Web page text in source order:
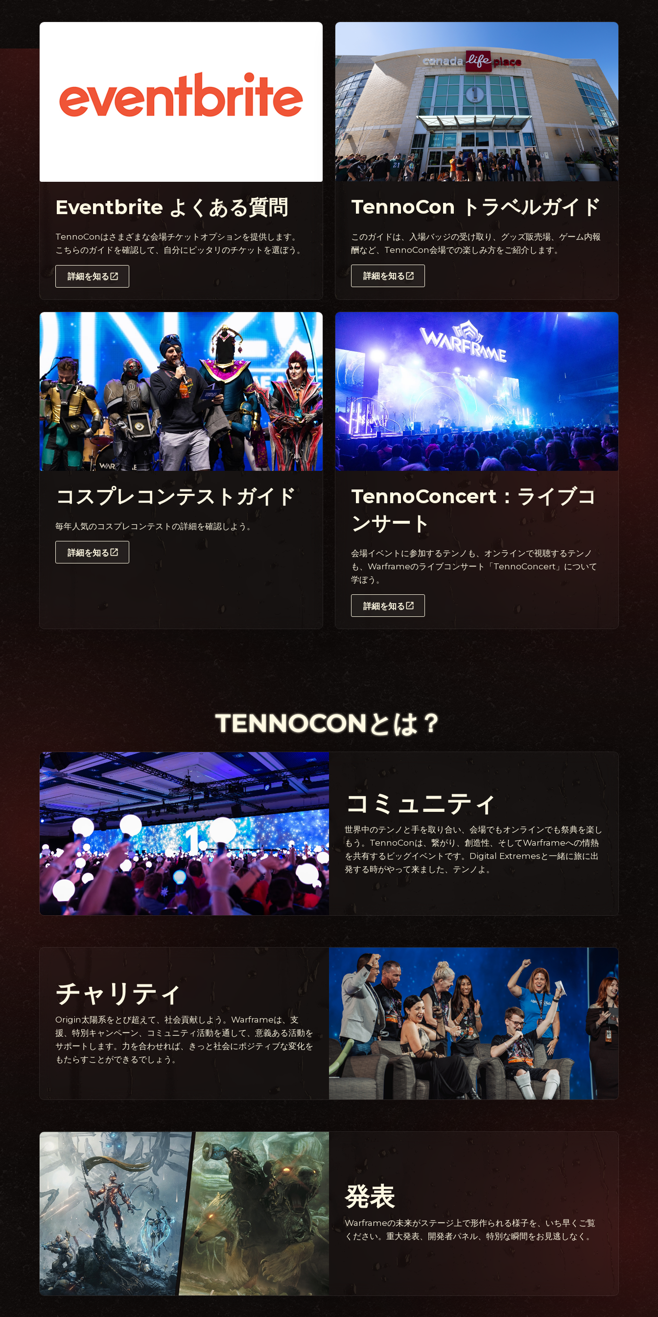
Eventbrite よくある質問
TennoConはさまざまな会場チケットオプションを提供します。
こちらのガイドを確認して、自分にピッタリのチケットを選ぼう。
詳細を知る
TennoCon トラベルガイド
このガイドは、入場バッジの受け取り、グッズ販売場、ゲーム内報
酬など、TennoCon会場での楽しみ方をご紹介します。
詳細を知る
コスプレコンテストガイド
毎年人気のコスプレコンテストの詳細を確認しよう。
詳細を知る
TennoConcert：ライブコ
ンサート
会場イベントに参加するテンノも、オンラインで視聴するテンノ
も、Warframeのライブコンサート「TennoConcert」について
学ぼう。
詳細を知る
TENNOCONとは？
コミュニティ
世界中のテンノと手を取り合い、会場でもオンラインでも祭典を楽し
もう。TennoConは、繋がり、創造性、そしてWarframeへの情熱
を共有するビッグイベントです。Digital Extremesと一緒に旅に出
発する時がやって来ました、テンノよ。
チャリティ
Origin太陽系をとび超えて、社会貢献しよう。Warframeは、支
援、特別キャンペーン、コミュニティ活動を通して、意義ある活動を
サポートします。力を合わせれば、きっと社会にポジティブな変化を
もたらすことができるでしょう。
発表
Warframeの未来がステージ上で形作られる様子を、いち早くご覧
ください。重大発表、開発者パネル、特別な瞬間をお見逃しなく。